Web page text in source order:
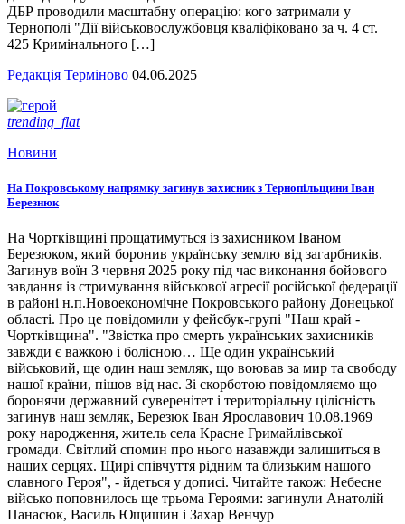
ДБР проводили масштабну операцію: кого затримали у
Тернополі "Дії військовослужбовця кваліфіковано за ч. 4 ст.
425 Кримінального […]
Редакція Терміново 04.06.2025
trending_flat
Новини
На Покровському напрямку загинув захисник з Тернопільщини Іван
Березнюк
На Чортківщині прощатимуться із захисником Іваном
Березюком, який боронив українську землю від загарбників.
Загинув воїн 3 червня 2025 року під час виконання бойового
завдання із стримування військової агресії російської федерації
в районі н.п.Новоекономічне Покровського району Донецької
області. Про це повідомили у фейсбук-групі "Наш край -
Чортківщина". "Звістка про смерть українських захисників
завжди є важкою і болісною… Ще один український
військовий, ще один наш земляк, що воював за мир та свободу
нашої країни, пішов від нас. Зі скорботою повідомляємо що
боронячи державний суверенітет і територіальну цілісність
загинув наш земляк, Березюк Іван Ярославович 10.08.1969
року народження, житель села Красне Гримайлівської
громади. Світлий спомин про нього назавжди залишиться в
наших серцях. Щирі співчуття рідним та близьким нашого
славного Героя", - йдеться у дописі. Читайте також: Небесне
військо поповнилось ще трьома Героями: загинули Анатолій
Панасюк, Василь Ющишин і Захар Венчур